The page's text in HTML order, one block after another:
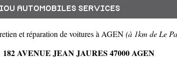
AUTOMOBILES SERVICES
et réparation de voitures à AGEN(à 1km de Le
182 AVENUE JEAN JAURES 47000 AGEN